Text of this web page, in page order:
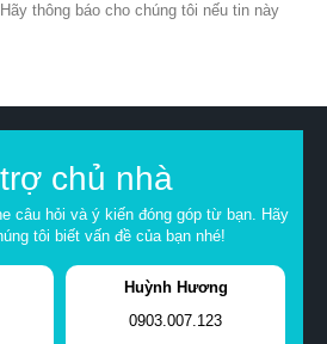
thông báo cho chúng tôi nếu tin này
chủ nhà
câu hỏi và ý kiến đóng góp từ bạn. Hãy
tôi biết vấn đề của bạn nhé!
Huỳnh Hương
0903.007.123